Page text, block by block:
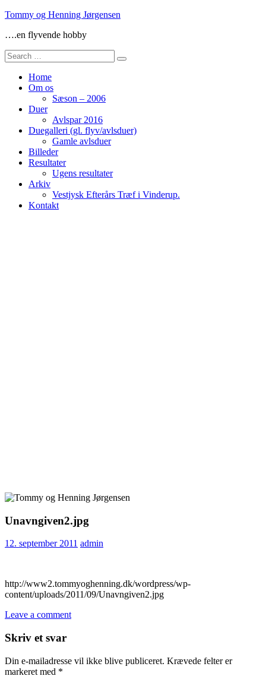
Skip
content
Tommy og Henning Jørgensen
….en flyvende hobby
Search
for:
Home
Om os
Sæson – 2006
Duer
Avlspar 2016
Duegalleri (gl. flyv/avlsduer)
Gamle avlsduer
Billeder
Resultater
Ugens resultater
Arkiv
Vestjysk Efterårs Træf i Vinderup.
Kontakt
Unavngiven2.jpg
12. september 2011 admin
http://www2.tommyoghenning.dk/wordpress/wp-
content/uploads/2011/09/Unavngiven2.jpg
Leave a comment
Skriv et svar
Din e-mailadresse vil ikke blive publiceret. Krævede felter er
markeret med *